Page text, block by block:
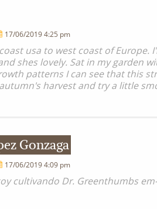
17/06/2019 4:25 pm
usa to west coast of
shes lovely. Sat in my garden
patterns I can see that this
harvest and try a little
Gonzaga
17/06/2019 4:09 pm
cultivando Dr. Greenthumbs